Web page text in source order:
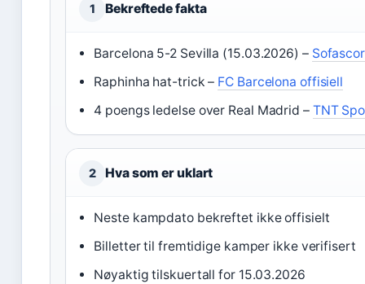
1 Bekreftede fakta
Barcelona 5-2 Sevilla (15.03.2026) –
Raphinha hat-trick – FC Barcelona offisiell
4 poengs ledelse over Real Madrid – TNT
2 Hva som er uklart
Neste kampdato bekreftet ikke offisielt
Billetter til fremtidige kamper ikke verifisert
Nøyaktig tilskuertall for 15.03.2026